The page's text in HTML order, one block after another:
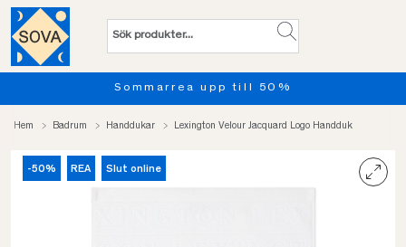
Sommarrea upp till 50%
Hem Badrum Handdukar Lexington Velour Jacquard Logo Handduk
-50% REA Slut online